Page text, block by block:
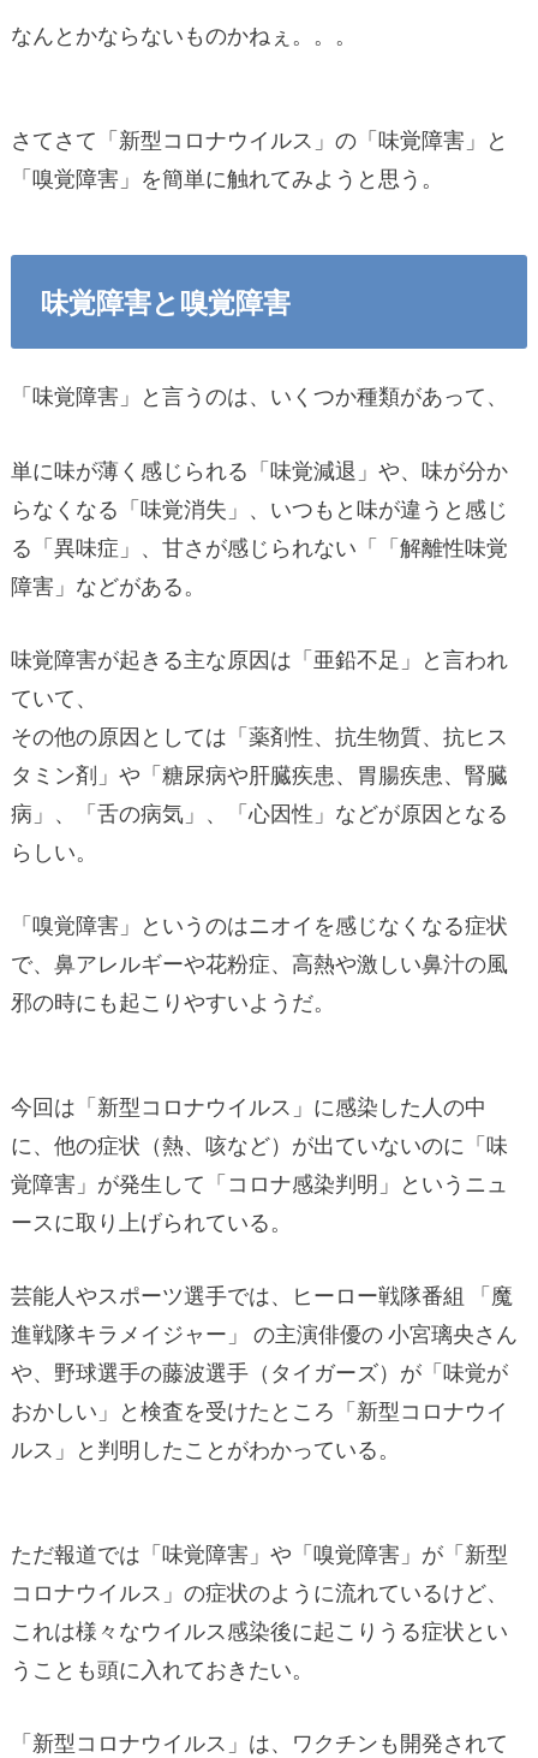
なんとかならないものかねぇ。。。
さてさて「新型コロナウイルス」の「味覚障害」と
「嗅覚障害」を簡単に触れてみようと思う。
味覚障害と嗅覚障害
「味覚障害」と言うのは、いくつか種類があって、
単に味が薄く感じられる「味覚減退」や、味が分か
らなくなる「味覚消失」、いつもと味が違うと感じ
る「異味症」、甘さが感じられない「「解離性味覚
障害」などがある。
味覚障害が起きる主な原因は「亜鉛不足」と言われ
ていて、
その他の原因としては「薬剤性、抗生物質、抗ヒス
タミン剤」や「糖尿病や肝臓疾患、胃腸疾患、腎臓
病」、「舌の病気」、「心因性」などが原因となる
らしい。
「嗅覚障害」というのはニオイを感じなくなる症状
で、鼻アレルギーや花粉症、高熱や激しい鼻汁の風
邪の時にも起こりやすいようだ。
今回は「新型コロナウイルス」に感染した人の中
に、他の症状（熱、咳など）が出ていないのに「味
覚障害」が発生して「コロナ感染判明」というニュ
ースに取り上げられている。
芸能人やスポーツ選手では、ヒーロー戦隊番組 「魔
進戦隊キラメイジャー」 の主演俳優の 小宮璃央さん
や、野球選手の藤波選手（タイガーズ）が「味覚が
おかしい」と検査を受けたところ「新型コロナウイ
ルス」と判明したことがわかっている。
ただ報道では「味覚障害」や「嗅覚障害」が「新型
コロナウイルス」の症状のように流れているけど、
これは様々なウイルス感染後に起こりうる症状とい
うことも頭に入れておきたい。
「新型コロナウイルス」は、ワクチンも開発されて